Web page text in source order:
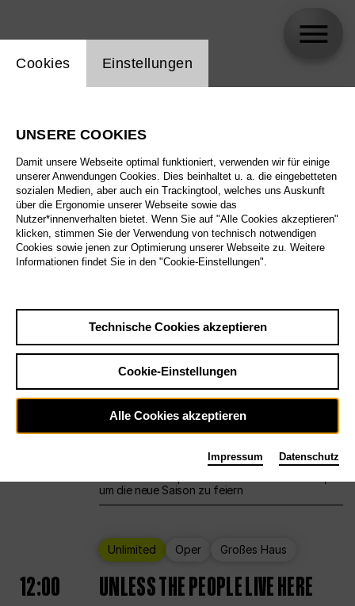
Alle Sparten
Alle Spielstätten
Alle Merkmale
Sa29.8.
Großes Haus
12:00 Eröffnungswochenende
um die neue Saison zu feiern
Unlimited Oper Großes Haus
12:00 UNLESS THE PEOPLE LIVE HERE
Einstellung Website Cookie
Cookies Einstellungen
UNSERE COOKIES
Damit unsere Webseite optimal funktioniert, verwenden wir für einige
unserer Anwendungen Cookies. Dies beinhaltet u. a. die eingebetteten
sozialen Medien, aber auch ein Trackingtool, welches uns Auskunft
über die Ergonomie unserer Webseite sowie das
Nutzer*innenverhalten bietet. Wenn Sie auf "Alle Cookies akzeptieren"
klicken, stimmen Sie der Verwendung von technisch notwendigen
Cookies sowie jenen zur Optimierung unserer Webseite zu. Weitere
Informationen findet Sie in den "Cookie-Einstellungen".
Technische Cookies akzeptieren
Cookie-Einstellungen
Alle Cookies akzeptieren
Impressum Datenschutz